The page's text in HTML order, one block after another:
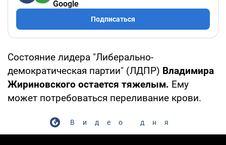
Google
Подписаться
Состояние лидера "Либерально-
демократическая партии" (ЛДПР) Владимира
Жириновского остается тяжелым. Ему
может потребоваться переливание крови.
Видео дня